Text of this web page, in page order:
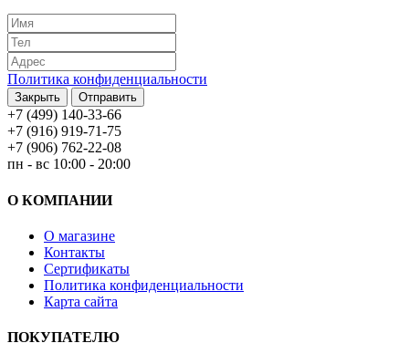
Политика конфиденциальности
Закрыть Отправить
+7 (499) 140-33-66
+7 (916) 919-71-75
+7 (906) 762-22-08
пн - вс 10:00 - 20:00
О КОМПАНИИ
О магазине
Контакты
Сертификаты
Политика конфиденциальности
Карта сайта
ПОКУПАТЕЛЮ